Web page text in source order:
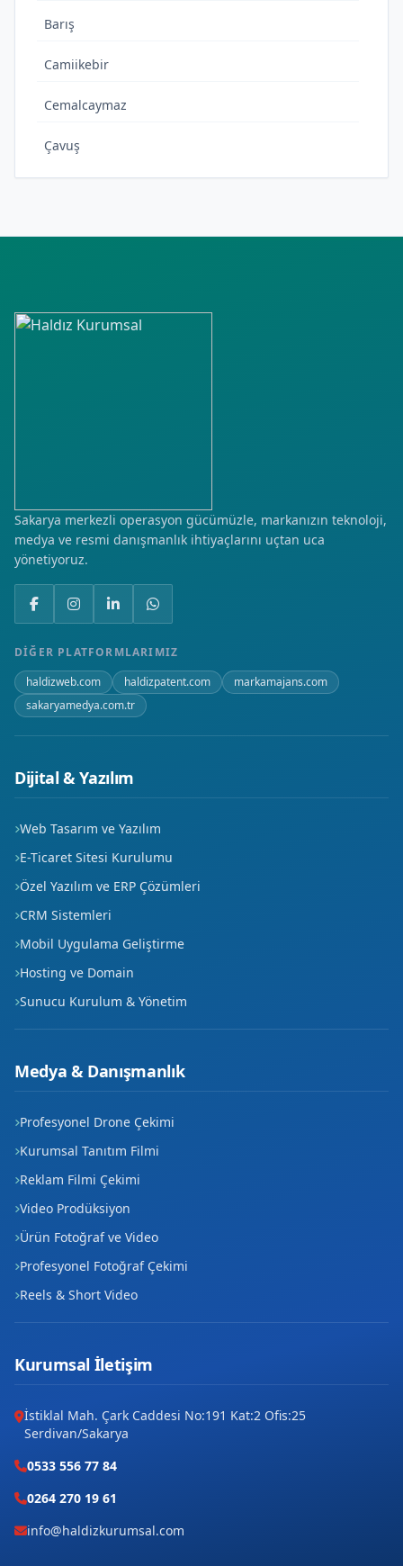
Barış
Camiikebir
Cemalcaymaz
Çavuş
Musalla
Yeni
Sakarya merkezli operasyon gücümüzle, markanızın teknoloji,
medya ve resmi danışmanlık ihtiyaçlarını uçtan uca
yönetiyoruz.
DIĞER PLATFORMLARIMIZ
haldizweb.com
haldizpatent.com
markamajans.com
sakaryamedya.com.tr
Dijital & Yazılım
Web Tasarım ve Yazılım
E-Ticaret Sitesi Kurulumu
Özel Yazılım ve ERP Çözümleri
CRM Sistemleri
Mobil Uygulama Geliştirme
Hosting ve Domain
Sunucu Kurulum & Yönetim
Medya & Danışmanlık
Profesyonel Drone Çekimi
Kurumsal Tanıtım Filmi
Reklam Filmi Çekimi
Video Prodüksiyon
Ürün Fotoğraf ve Video
Profesyonel Fotoğraf Çekimi
Reels & Short Video
Kurumsal İletişim
İstiklal Mah. Çark Caddesi No:191 Kat:2 Ofis:25
Serdivan/Sakarya
0533 556 77 84
0264 270 19 61
info@haldizkurumsal.com